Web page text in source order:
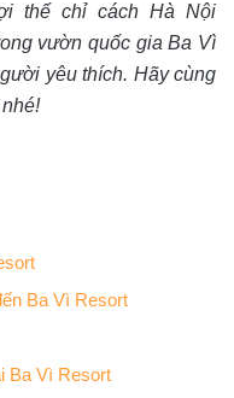
thế chỉ cách Hà Nội
vườn quốc gia Ba Vì
yêu thích. Hãy cùng
Ba Vì Resort
Ba Vì Resort